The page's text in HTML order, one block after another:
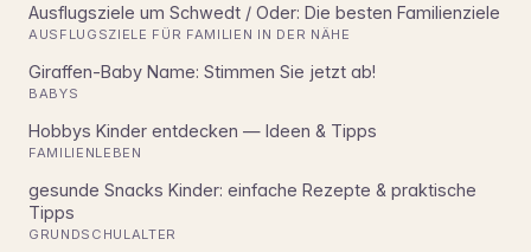
Ausflugsziele um Schwedt / Oder: Die besten Familienziele
AUSFLUGSZIELE FÜR FAMILIEN IN DER NÄHE
Giraffen-Baby Name: Stimmen Sie jetzt ab!
BABYS
Hobbys Kinder entdecken — Ideen & Tipps
FAMILIENLEBEN
gesunde Snacks Kinder: einfache Rezepte & praktische
Tipps
GRUNDSCHULALTER